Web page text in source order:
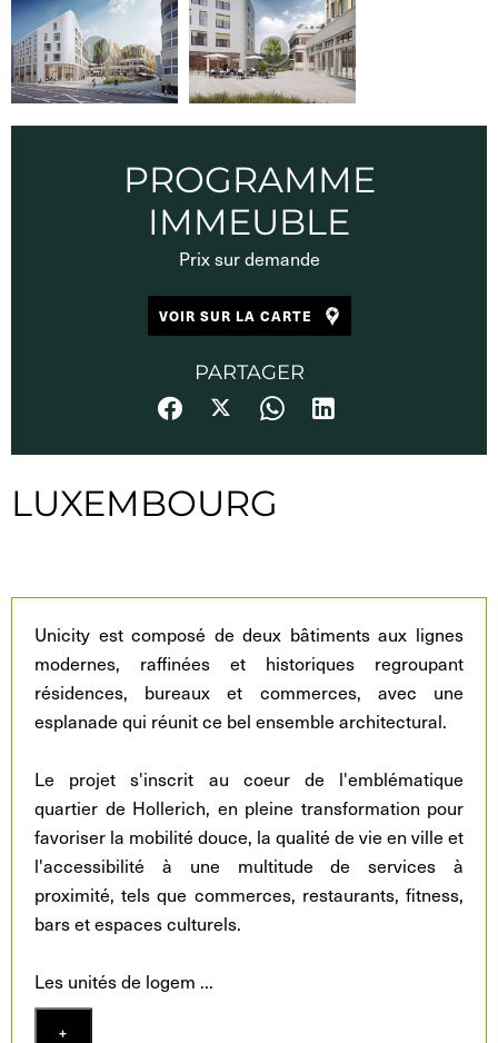
PROGRAMME
IMMEUBLE
Prix sur demande
VOIR SUR LA CARTE
PARTAGER
LUXEMBOURG
Unicity est composé de deux bâtiments aux lignes
modernes, raffinées et historiques regroupant
résidences, bureaux et commerces, avec une
esplanade qui réunit ce bel ensemble architectural.
Le projet s'inscrit au coeur de l'emblématique
quartier de Hollerich, en pleine transformation pour
favoriser la mobilité douce, la qualité de vie en ville et
l'accessibilité à une multitude de services à
proximité, tels que commerces, restaurants, fitness,
bars et espaces culturels.
Les unités de logem ...
+